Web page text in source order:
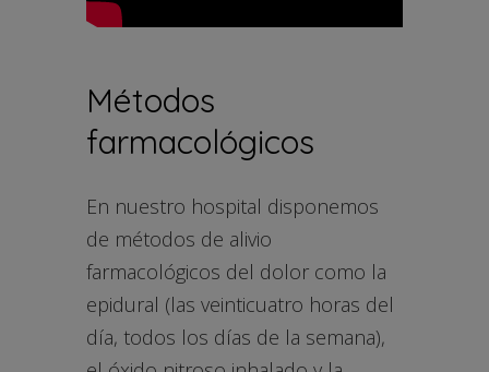
Métodos
farmacológicos
En nuestro hospital disponemos
de métodos de alivio
farmacológicos del dolor como la
epidural (las veinticuatro horas del
día, todos los días de la semana),